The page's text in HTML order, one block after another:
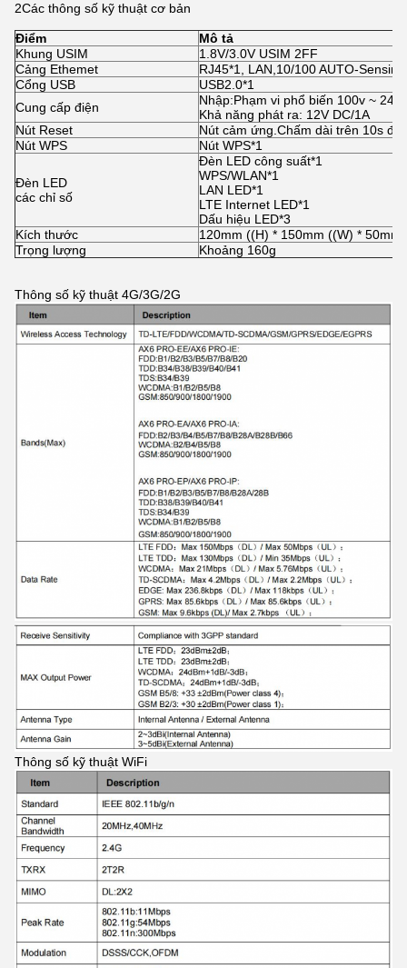
2Các thông số kỹ thuật cơ bản
Điểm
Mô tả
Khung USIM
1.8V/3.0V USIM 2FF
Cảng Ethemet
RJ45*1, LAN,10/100 AUTO-
Cổng USB
USB2.0*1
Cung cấp điện
Nhập:Phạm vi phổ biến 100v ~
Khả năng phát ra: 12V DC/1A
Nút Reset
Nút cảm ứng.Chấm dài trên 10s
Nút WPS
Nút WPS*1
Đèn LED
các chỉ số
Đèn LED công suất*1
WPS/WLAN*1
LAN LED*1
LTE Internet LED*1
Dấu hiệu LED*3
Kích thước
120mm ((H) * 150mm ((W) * 50mm
Trọng lượng
Khoảng 160g
Thông số kỹ thuật 4G/3G/2G
Thông số kỹ thuật WiFi